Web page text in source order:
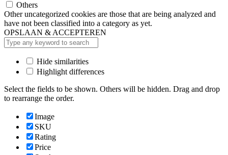
Others
Other uncategorized cookies are those that are being analyzed and
have not been classified into a category as yet.
OPSLAAN & ACCEPTEREN
Hide similarities
Highlight differences
Select the fields to be shown. Others will be hidden. Drag and drop
to rearrange the order.
Image
SKU
Rating
Price